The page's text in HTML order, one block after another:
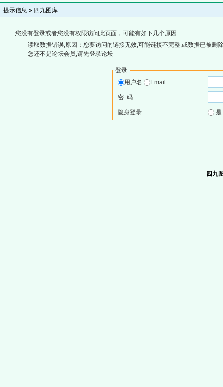
提示信息 » 四九图库
您没有登录或者您没有权限访问此页面，可能有如下几个原因:
读取数据错误,原因：您要访问的链接无效,可能链接不完整,或数据已被删
您还不是论坛会员,请先登录论坛
登录
用户名
Email
密 码
隐身登录
四九